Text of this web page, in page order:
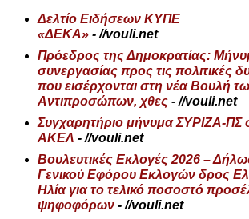
Δελτίο Ειδήσεων ΚΥΠΕ
«ΔΕΚΑ» - //vouli.net
Πρόεδρος της Δημοκρατίας:
συνεργασίας προς τις πολιτικές
που εισέρχονται στη νέα Βουλή
Αντιπροσώπων, χθες - //vouli.net
Συγχαρητήριο μήνυμα ΣΥΡΙΖΑ-ΠΣ
ΑΚΕΛ - //vouli.net
Βουλευτικές Εκλογές 2026 –
Γενικού Εφόρου Εκλογών δρος
Ηλία για το τελικό ποσοστό
ψηφοφόρων - //vouli.net